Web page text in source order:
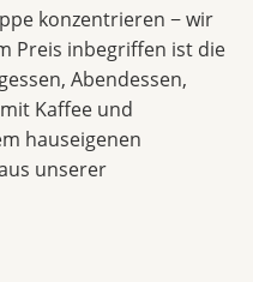
konzentrieren − wir
Preis inbegriffen ist die
Abendessen,
Kaffee und
hauseigenen
unserer